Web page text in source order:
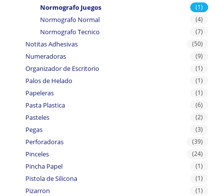
Normografo Juegos (1)
Normografo Normal (4)
Normografo Tecnico (7)
Notitas Adhesivas (50)
Numeradoras (9)
Organizador de Escritorio (1)
Palos de Helado (1)
Papeleras (1)
Pasta Plastica (6)
Pasteles (2)
Pegas (3)
Perforadoras (39)
Pinceles (24)
Pincha Papel (1)
Pistola de Silicona (1)
Pizarron (1)